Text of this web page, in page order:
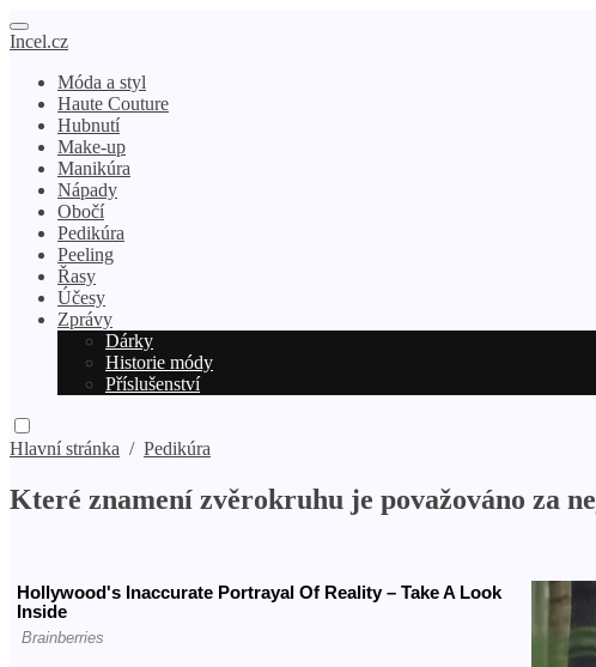
Incel.cz
Móda a styl
Haute Couture
Hubnutí
Make-up
Manikúra
Nápady
Obočí
Pedikúra
Peeling
Řasy
Účesy
Zprávy
Dárky
Historie módy
Příslušenství
Hlavní stránka / Pedikúra
Které znamení zvěrokruhu je považováno za